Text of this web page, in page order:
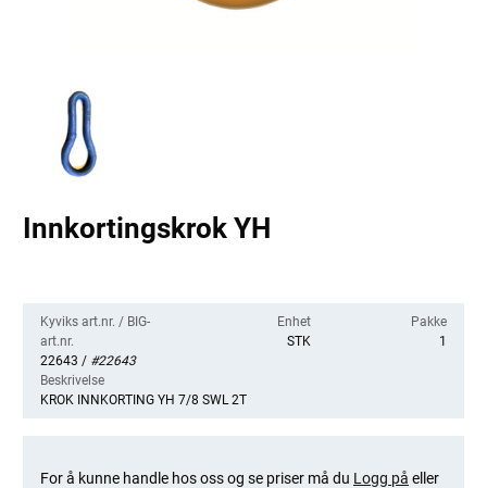
Innkortingskrok YH
Kyviks art.nr. / BIG-
art.nr.
22643 / #22643
Enhet
STK
Pakke
1
Beskrivelse
KROK INNKORTING YH 7/8 SWL 2T
For å kunne handle hos oss og se priser må du Logg på eller